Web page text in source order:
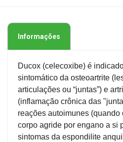
Informações
Ducox (celecoxibe) é
sintomático da osteoartrite
articulações ou “juntas”) e
(inflamação crônica das
reações autoimunes
corpo agride por engano a si
sintomas da espondilite